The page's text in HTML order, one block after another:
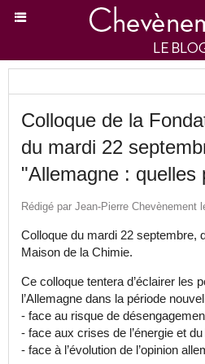
Colloque de la
du mardi 22
"Allemagne : quelles
Rédigé par Jean-Pierre Chevènement
Colloque du mardi 22 septembre,
Maison de la Chimie.
Ce colloque tentera d’éclairer les
l’Allemagne dans la période
- face au risque de
- face aux crises de l’énergie et
- face à l’évolution de l’opinion